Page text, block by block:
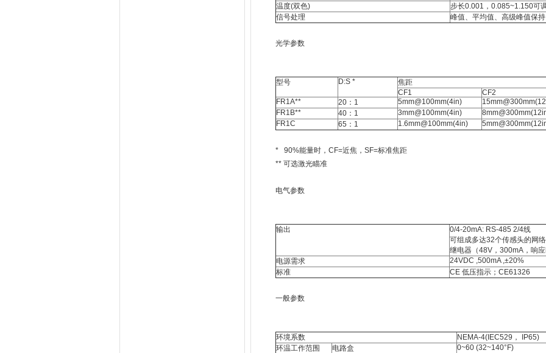
温度(双色)
步长0.001，0.085~1.150可
信号处理
峰值、平均值、高级峰值保持
光学参数
型号 D:S *
焦距
CF1
CF2
FR1A**
20：1 5mm@100mm(4in)
FR1B**
40：1 3mm@100mm(4in)
FR1C
65：1 1.6mm@100mm(4in)
* 90%能量时，CF=近焦，SF=标准焦距
** 可选激光瞄准
电气参数
输出
0/4-20mA: RS-485 2/4线
可组成多达32个传感头的网络
继电器（48V，300mA，响
电源需求
24VDC ,500mA ,±20%
标准
CE 低压指示；CE61326
一般参数
环境系数
NEMA-4(IEC529， IP65)
环温工作范围
电路盒
0~60 (32~140°F)